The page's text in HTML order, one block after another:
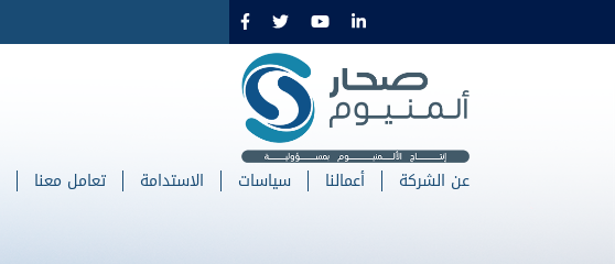
عن الشركة أعمالنا سياسات الاستدامة تعامل معنا